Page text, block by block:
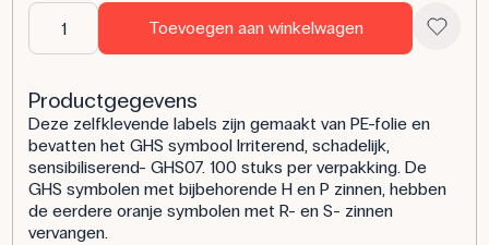
Toevoegen aan winkelwagen
Productgegevens
Deze zelfklevende labels zijn gemaakt van PE-folie en
bevatten het GHS symbool Irriterend, schadelijk,
sensibiliserend- GHS07. 100 stuks per verpakking. De
GHS symbolen met bijbehorende H en P zinnen, hebben
de eerdere oranje symbolen met R- en S- zinnen
vervangen.